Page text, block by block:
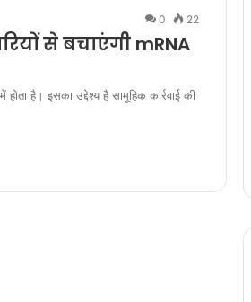
0 22
से बचाएंगी mRNA
है। इसका उद्देश्य है सामूहिक कार्रवाई की